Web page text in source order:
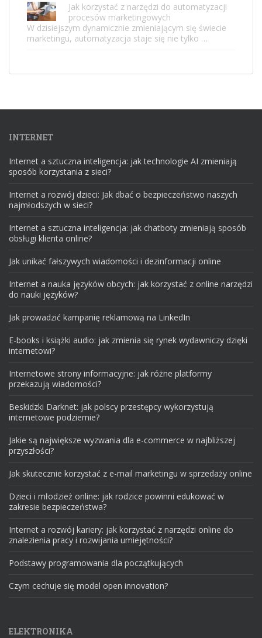
Jak korzystać z narzędzi do automatyzacji
procesów marketingowych
W dzisiejszym dynamicznie zmieniającym się świecie
marketingu, automatyzacja staje się nie tylko …
INTERNET
Internet a sztuczna inteligencja: jak technologie AI zmieniają
sposób korzystania z sieci?
Internet a rozwój dzieci: Jak dbać o bezpieczeństwo naszych
najmłodszych w sieci?
Internet a sztuczna inteligencja: jak chatboty zmieniają sposób
obsługi klienta online?
Jak unikać fałszywych wiadomości i dezinformacji online
Internet a nauka języków obcych: jak korzystać z online narzędzi
do nauki języków?
Jak prowadzić kampanię reklamową na LinkedIn
E-books i książki audio: jak zmienia się rynek wydawniczy dzięki
internetowi?
Internetowe strony informacyjne: jak różne platformy
przekazują wiadomości?
Beskidzki Darknet: jak polscy przestępcy wykorzystują
internetowe podziemie?
Jakie są największe wyzwania dla e-commerce w najbliższej
przyszłości?
Jak skutecznie korzystać z e-mail marketingu w sprzedaży online
Dzieci i młodzież online: jak rodzice powinni edukować w
zakresie bezpieczeństwa?
Internet a rozwój kariery: jak korzystać z narzędzi online do
znalezienia pracy i rozwijania umiejętności?
Podstawy programowania dla początkujących
Czym cechuje się model open innovation?
ELEKTRONIKA